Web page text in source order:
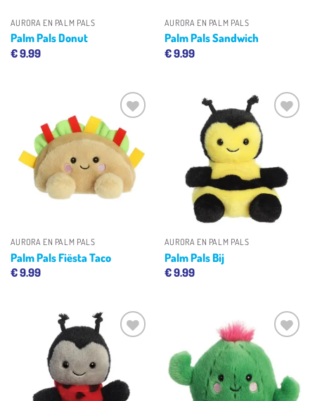
AURORA EN PALM PALS
Palm Pals Donut
€9.99
AURORA EN PALM PALS
Palm Pals Sandwich
€9.99
Toevoegen
aan
verlanglijst
AURORA EN PALM PALS
Palm Pals Fiësta Taco
€9.99
Toevoegen
verlanglijst
AURORA EN PALM PALS
Palm Pals Bij
€9.99
Toevoegen
verlanglijst
Toevoegen
aan
verlanglijst